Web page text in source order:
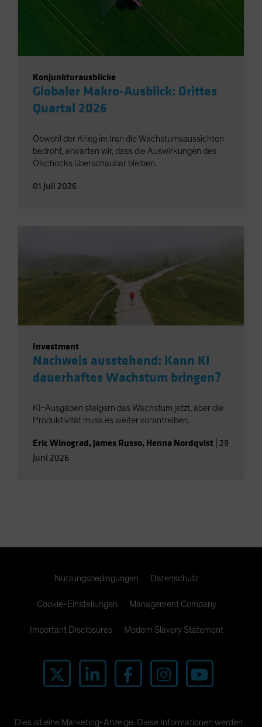
Konjunkturausblicke
Globaler Makro-Ausblick: Drittes
Quartal 2026
Obwohl der Krieg im Iran die Wachstumsaussichten
bedroht, erwarten wir, dass die Auswirkungen des
Ölschocks überschaubar bleiben.
01 Juli 2026
Investment
Nachweis ausstehend: Kann KI
dauerhaftes Wachstum bringen?
KI-Ausgaben steigern das Wachstum jetzt, aber die
Produktivität muss es weiter vorantreiben.
Eric Winograd,James Russo, Henna Nordqvist 29
Juni 2026
Nutzungsbedingungen Datenschutz
Cookie-Einstellungen Management Company
Important Disclosures Modern Slavery Statement
Dies ist eine Marketing-Anzeige. Diese Informationen werden